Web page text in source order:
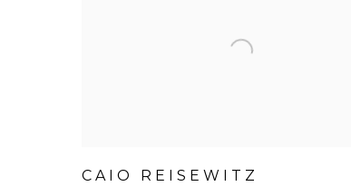
CAIO REISEWITZ